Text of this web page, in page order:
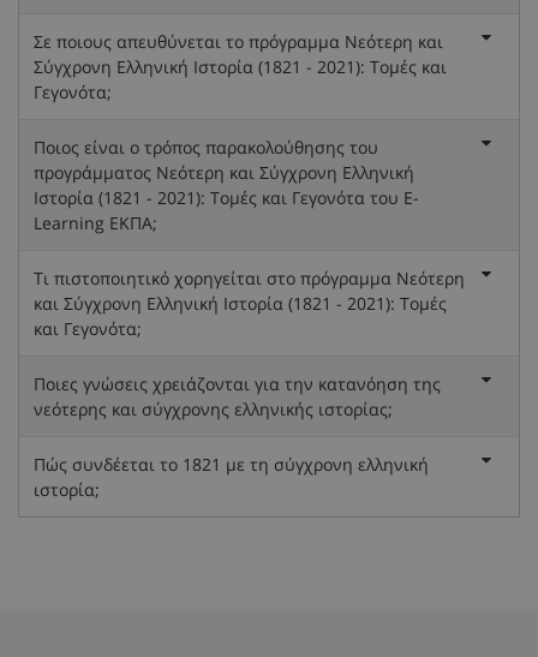
Σε ποιους απευθύνεται το πρόγραμμα Νεότερη και
Σύγχρονη Ελληνική Ιστορία (1821 - 2021): Τομές και
Γεγονότα;
Ποιος είναι ο τρόπος παρακολούθησης του
προγράμματος Νεότερη και Σύγχρονη Ελληνική
Ιστορία (1821 - 2021): Τομές και Γεγονότα του E-
Learning ΕΚΠΑ;
Τι πιστοποιητικό χορηγείται στο πρόγραμμα Νεότερη
και Σύγχρονη Ελληνική Ιστορία (1821 - 2021): Τομές
και Γεγονότα;
Ποιες γνώσεις χρειάζονται για την κατανόηση της
νεότερης και σύγχρονης ελληνικής ιστορίας;
Πώς συνδέεται το 1821 με τη σύγχρονη ελληνική
ιστορία;